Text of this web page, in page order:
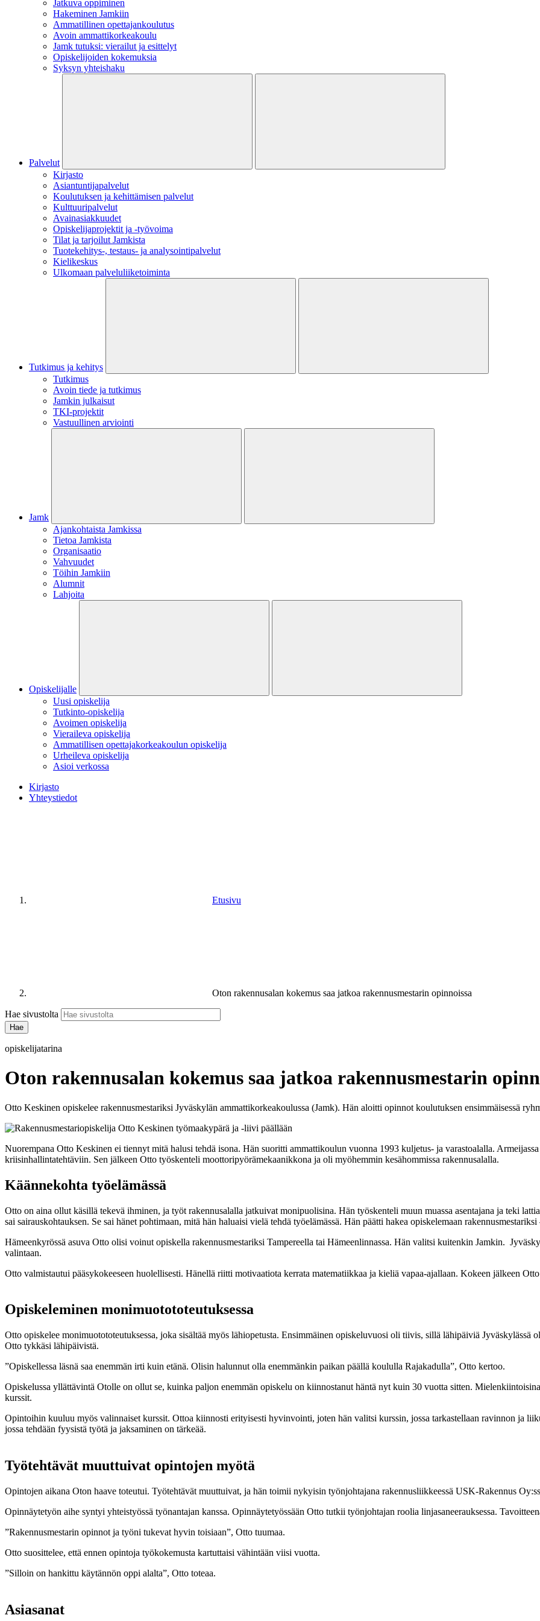
Jatkuva oppiminen
Hakeminen Jamkiin
Ammatillinen opettajankoulutus
Avoin ammattikorkeakoulu
Jamk tutuksi: vierailut ja esittelyt
Opiskelijoiden kokemuksia
Syksyn yhteishaku
Palvelut
Kirjasto
Asiantuntijapalvelut
Koulutuksen ja kehittämisen palvelut
Kulttuuripalvelut
Avainasiakkuudet
Opiskelijaprojektit​ ja -työvoima
Tilat ja tarjoilut Jamkista
Tuotekehitys-, testaus- ja analysointipalvelut
Kielikeskus
Ulkomaan palveluliiketoiminta
Tutkimus ja kehitys
Tutkimus
Avoin tiede ja tutkimus
Jamkin julkaisut
TKI-projektit
Vastuullinen arviointi
Jamk
Ajankohtaista Jamkissa
Tietoa Jamkista
Organisaatio
Vahvuudet
Töihin Jamkiin
Alumnit
Lahjoita
Opiskelijalle
Uusi opiskelija
Tutkinto-opiskelija
Avoimen opiskelija
Vieraileva opiskelija
Ammatillisen opettajakorkeakoulun opiskelija
Urheileva opiskelija
Asioi verkossa
Kirjasto
Yhteystiedot
Etusivu
Oton rakennusalan kokemus saa jatkoa rakennusmestarin opinnoissa
Hae sivustolta
opiskelijatarina
Oton rakennusalan kokemus saa jatkoa rakennusmestarin
Otto Keskinen opiskelee rakennusmestariksi Jyväskylän ammattikorkeakoulussa (Jamk). Hän aloitti opinnot koulutuksen ensimmäisessä
Nuorempana Otto Keskinen ei tiennyt mitä halusi tehdä isona. Hän suoritti ammattikoulun vuonna 1993 kuljetus- ja varastoalalla.
kriisinhallintatehtäviin. Sen jälkeen Otto työskenteli moottoripyörämekaanikkona ja oli myöhemmin kesähommissa rakennusalalla.
Käännekohta työelämässä
Otto on aina ollut käsillä tekevä ihminen, ja työt rakennusalalla jatkuivat monipuolisina. Hän työskenteli muun muassa asentajana ja teki
sai sairauskohtauksen. Se sai hänet pohtimaan, mitä hän haluaisi vielä tehdä työelämässä. Hän päätti hakea opiskelemaan
Hämeenkyrössä asuva Otto olisi voinut opiskella rakennusmestariksi Tampereella tai Hämeenlinnassa. Hän valitsi kuitenkin Jamkin.
valintaan.
Otto valmistautui pääsykokeeseen huolellisesti. Hänellä riitti motivaatiota kerrata matematiikkaa ja kieliä vapaa-ajallaan. Kokeen jälkeen
Opiskeleminen monimuotototeutuksessa
Otto opiskelee monimuotototeutuksessa, joka sisältää myös lähiopetusta. Ensimmäinen opiskeluvuosi oli tiivis, sillä lähipäiviä
Otto tykkäsi lähipäivistä.
”Opiskellessa läsnä saa enemmän irti kuin etänä. Olisin halunnut olla enemmänkin paikan päällä koululla Rajakadulla”, Otto kertoo.
Opiskelussa yllättävintä Otolle on ollut se, kuinka paljon enemmän opiskelu on kiinnostanut häntä nyt kuin 30 vuotta sitten.
kurssit.
Opintoihin kuuluu myös valinnaiset kurssit. Ottoa kiinnosti erityisesti hyvinvointi, joten hän valitsi kurssin, jossa tarkastellaan ravinnon ja
jossa tehdään fyysistä työtä ja jaksaminen on tärkeää.
Työtehtävät muuttuivat opintojen myötä
Opintojen aikana Oton haave toteutui. Työtehtävät muuttuivat, ja hän toimii nykyisin työnjohtajana rakennusliikkeessä USK-Rakennus
Opinnäytetyön aihe syntyi yhteistyössä työnantajan kanssa. Opinnäytetyössään Otto tutkii työnjohtajan roolia linjasaneerauksessa.
”Rakennusmestarin opinnot ja työni tukevat hyvin toisiaan”, Otto tuumaa.
Otto suosittelee, että ennen opintoja työkokemusta kartuttaisi vähintään viisi vuotta.
”Silloin on hankittu käytännön oppi alalta”, Otto toteaa.
Asiasanat